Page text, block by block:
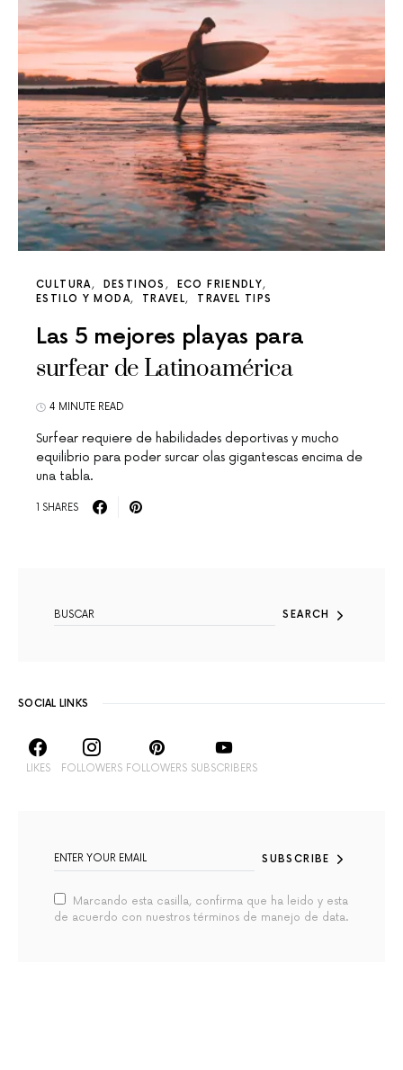
CULTURA DESTINOS
ECO FRIENDLY
ESTILO Y MODA
TRAVEL TRAVEL TIPS
Las 5 mejores playas para
surfear de Latinoamérica
4 MINUTE READ
Surfear requiere de habilidades deportivas y mucho
equilibrio para poder surcar olas gigantescas encima de
una tabla.
1 SHARES
SEARCH
SOCIAL LINKS
LIKES FOLLOWERS FOLLOWERS SUBSCRIBERS
SUBSCRIBE
Marcando esta casilla, confirma que ha leido y esta
de acuerdo con nuestros términos de manejo de data.